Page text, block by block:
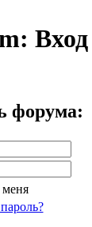
Вход
форума: